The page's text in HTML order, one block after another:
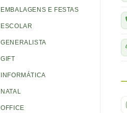
EMBALAGENS E FESTAS
ESCOLAR
GENERALISTA
GIFT
INFORMÁTICA
NATAL
OFFICE